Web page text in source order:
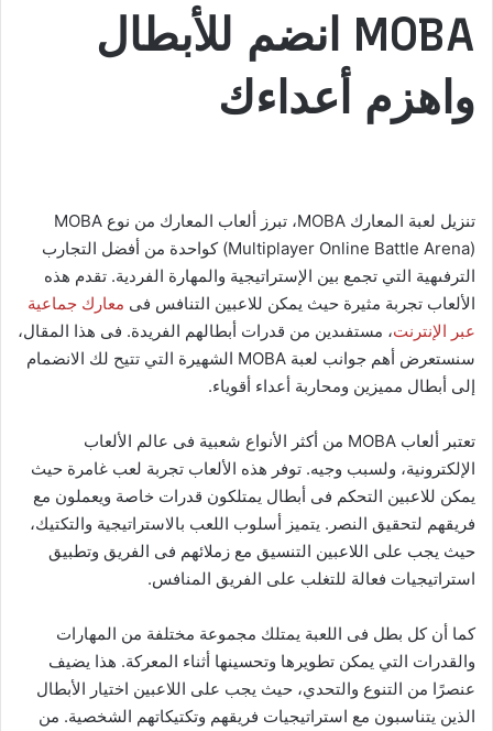
MOBA انضم للأبطال
واهزم أعداءك
تنزيل لعبة المعارك MOBA، تبرز ألعاب المعارك من نوع MOBA
(Multiplayer Online Battle Arena) كواحدة من أفضل التجارب
الترفىهية التي تجمع بين الإستراتيجية والمهارة الفردية. تقدم هذه
الألعاب تجربة مثيرة حيث يمكن للاعبين التنافس فى معارك جماعية
عبر الإنترنت، مستفىدين من قدرات أبطالهم الفريدة. فى هذا المقال،
سنستعرض أهم جوانب لعبة MOBA الشهيرة التي تتيح لك الانضمام
إلى أبطال مميزين ومحاربة أعداء أقوياء.
تعتبر ألعاب MOBA من أكثر الأنواع شعبية فى عالم الألعاب
الإلكترونية، ولسبب وجيه. توفر هذه الألعاب تجربة لعب غامرة حيث
يمكن للاعبين التحكم فى أبطال يمتلكون قدرات خاصة ويعملون مع
فريقهم لتحقيق النصر. يتميز أسلوب اللعب بالاستراتيجية والتكتيك،
حيث يجب على اللاعبين التنسيق مع زملائهم فى الفريق وتطبيق
استراتيجيات فعالة للتغلب على الفريق المنافس.
كما أن كل بطل فى اللعبة يمتلك مجموعة مختلفة من المهارات
والقدرات التي يمكن تطويرها وتحسينها أثناء المعركة. هذا يضيف
عنصرًا من التنوع والتحدي، حيث يجب على اللاعبين اختيار الأبطال
الذين يتناسبون مع استراتيجيات فريقهم وتكتيكاتهم الشخصية. من